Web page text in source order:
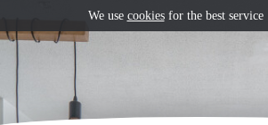
We use cookiesfor the best service